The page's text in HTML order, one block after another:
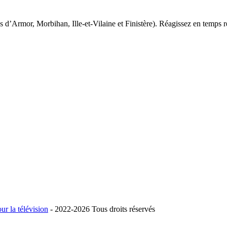
Morbihan, Ille-et-Vilaine et Finistère). Réagissez en temps
la télévision - 2022-2026 Tous droits réservés